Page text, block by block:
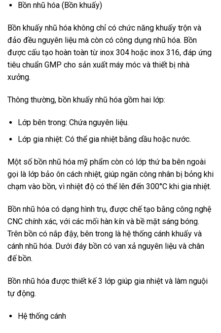
Bồn nhũ hóa (Bồn khuấy)
Bồn khuấy nhũ hóa không chỉ có chức năng khuấy trộn và
đảo đều nguyên liệu mà còn có công dụng nhũ hóa. Bồn
được cấu tạo hoàn toàn từ inox 304 hoặc inox 316, đáp ứng
tiêu chuẩn GMP cho sản xuất máy móc và thiết bị nhà
xưởng.
Thông thường, bồn khuấy nhũ hóa gồm hai lớp:
Lớp bên trong: Chứa nguyên liệu.
Lớp gia nhiệt: Có thể gia nhiệt bằng dầu hoặc nước.
Một số bồn nhũ hóa mỹ phẩm còn có lớp thứ ba bên ngoài
gọi là lớp bảo ôn cách nhiệt, giúp ngăn công nhân bị bỏng khi
chạm vào bồn, vì nhiệt độ có thể lên đến 300°C khi gia nhiệt.
Bồn nhũ hóa có dạng hình trụ, được chế tạo bằng công nghệ
CNC chính xác, với các mối hàn kín và bề mặt sáng bóng.
Trên bồn có nắp đậy, bên trong là hệ thống cánh khuấy và
cánh nhũ hóa. Dưới đáy bồn có van xả nguyên liệu và chân
đế bồn.
Bồn nhũ hóa được thiết kế 3 lớp giúp gia nhiệt và làm nguội
tự động.
Hệ thống cánh